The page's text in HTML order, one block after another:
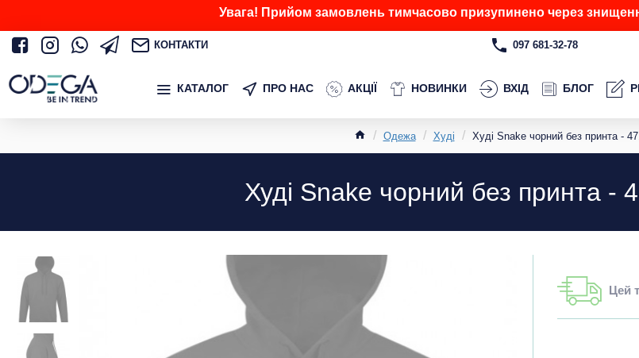
Увага! Прийом замовлень тимчасово призупинено через
КОНТАКТИ 097 681-32-78
КАТАЛОГ ПРО НАС АКЦІЇ НОВИНКИ ВХІД БЛОГ
Одежа Худі Худі Snake чорний без принта -
Худі Snake чорний без принта -
Цей